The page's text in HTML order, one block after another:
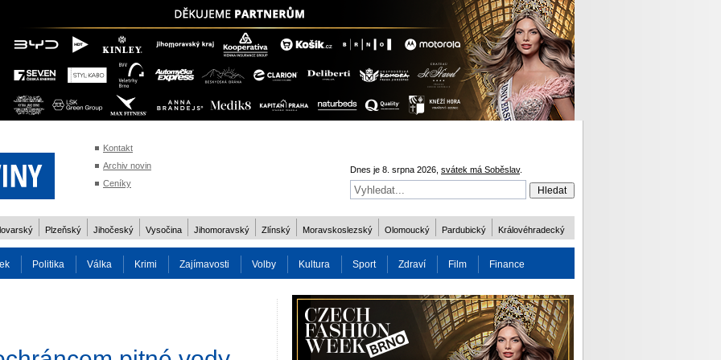
Kontakt
Archiv novin
Ceníky
Dnes je 8. srpna 2026, svátek má Soběslav.
Plzeňský Jihočeský Vysočina Jihomoravský Zlínský Moravskoslezský Olomoucký Pardubický Královéhradecký
Politika Válka Krimi Zajímavosti Volby Kultura Sport Zdraví Film Finance
Charita Osobnost Více ODM 2016